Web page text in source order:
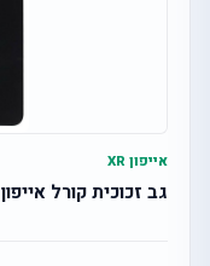
אייפון XR
גב זכוכית קורל אייפון XR